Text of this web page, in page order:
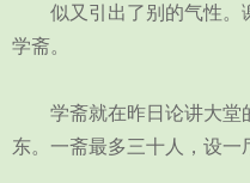
似又引出了别的气性。
学斋。
学斋就在昨日论讲大堂
东。一斋最多三十人，设一